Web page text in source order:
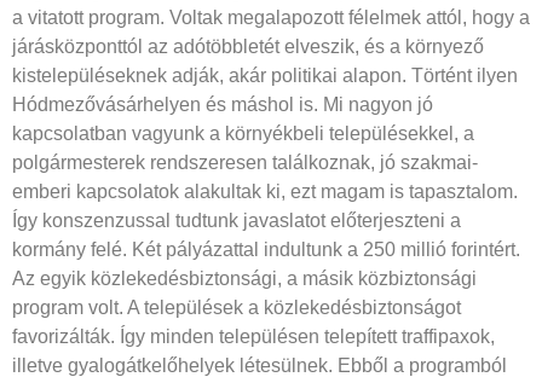
a vitatott program. Voltak megalapozott félelmek attól, hogy a
járásközponttól az adótöbbletét elveszik, és a környező
kistelepüléseknek adják, akár politikai alapon. Történt ilyen
Hódmezővásárhelyen és máshol is. Mi nagyon jó
kapcsolatban vagyunk a környékbeli településekkel, a
polgármesterek rendszeresen találkoznak, jó szakmai-
emberi kapcsolatok alakultak ki, ezt magam is tapasztalom.
Így konszenzussal tudtunk javaslatot előterjeszteni a
kormány felé. Két pályázattal indultunk a 250 millió forintért.
Az egyik közlekedésbiztonsági, a másik közbiztonsági
program volt. A települések a közlekedésbiztonságot
favorizálták. Így minden településen telepített traffipaxok,
illetve gyalogátkelőhelyek létesülnek. Ebből a programból